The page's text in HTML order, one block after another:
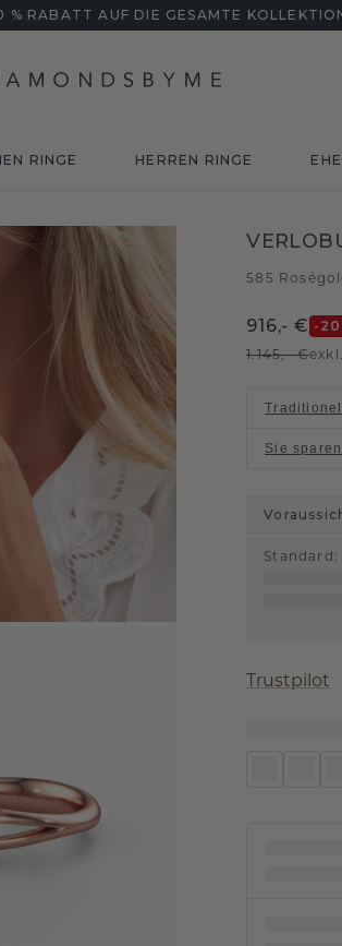
% RABATT AUF DIE GESAMTE
RINGE HERREN RINGE
585
916,- € -20
1.145,- €
Sie sparen
Standard :
Trustpilot